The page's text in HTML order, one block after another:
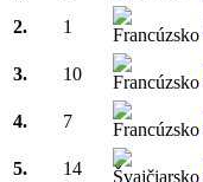
2.
1
3. 10
4. 7
5. 14